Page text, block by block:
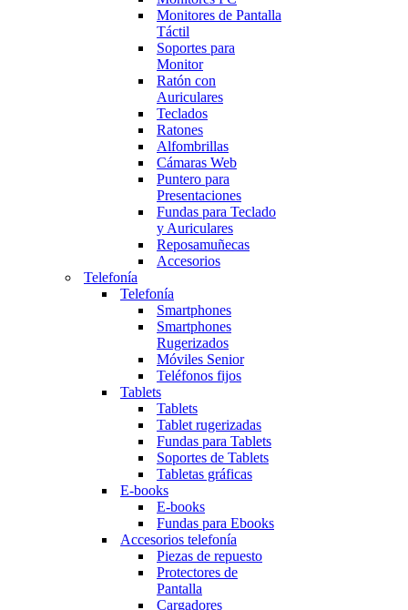
Monitores de Pantalla
Táctil
Soportes para
Monitor
Ratón con
Auriculares
Teclados
Ratones
Alfombrillas
Cámaras Web
Puntero para
Presentaciones
Fundas para Teclado
y Auriculares
Reposamuñecas
Accesorios
Telefonía
Telefonía
Smartphones
Smartphones
Rugerizados
Móviles Senior
Teléfonos fijos
Tablets
Tablets
Tablet rugerizadas
Fundas para Tablets
Soportes de Tablets
Tabletas gráficas
E-books
E-books
Fundas para Ebooks
Accesorios telefonía
Piezas de repuesto
Protectores de
Pantalla
Cargadores